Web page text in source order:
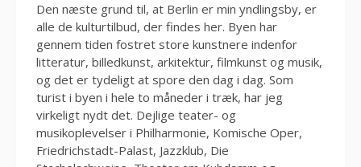
Den næste grund til, at Berlin er min yndlingsby, er
alle de kulturtilbud, der findes her. Byen har
gennem tiden fostret store kunstnere indenfor
litteratur, billedkunst, arkitektur, filmkunst og musik,
og det er tydeligt at spore den dag i dag. Som
turist i byen i hele to måneder i træk, har jeg
virkeligt nydt det. Dejlige teater- og
musikoplevelser i Philharmonie, Komische Oper,
Friedrichstadt-Palast, Jazzklub, Die